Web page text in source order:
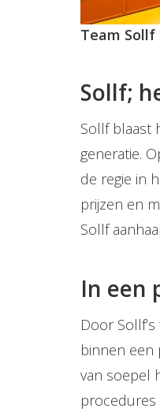
Team
Sollf;
Sollf blaast
generatie.
de regie in
prijzen en
Sollf
In een
Door
binnen een
van soepel